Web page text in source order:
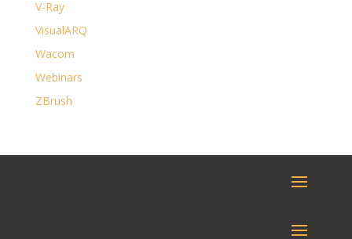
V-Ray
VisualARQ
Wacom
Webinars
ZBrush